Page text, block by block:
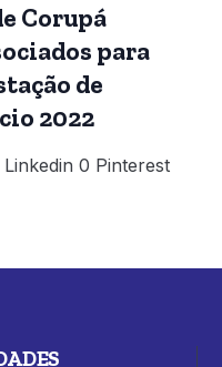
Corupá
para
de
2022
0 Pinterest